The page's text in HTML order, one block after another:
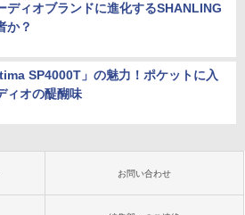
ディオブランドに進化するSHANLING
か？
SP4000T」の魅力！ポケットに入
ィオの醍醐味
お問い合わせ